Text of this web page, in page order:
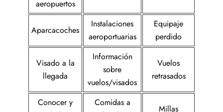
aeropuertos
Aparcacoches
Instalaciones
aeroportuarias
Equipaje
perdido
Visado a la
llegada
Información
sobre
vuelos/visados
Vuelos
retrasados
Conocer y
Comidas a
Millas